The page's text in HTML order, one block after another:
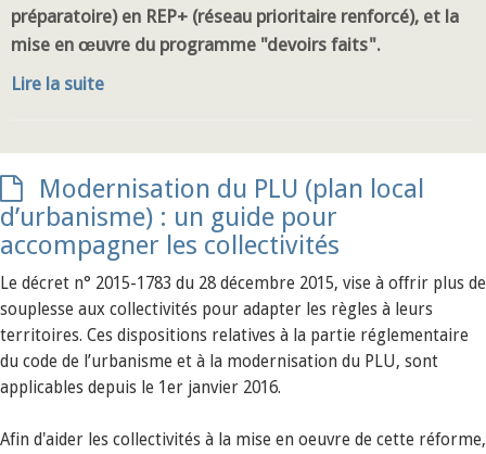
préparatoire) en REP+ (réseau prioritaire renforcé), et la
mise en œuvre du programme "devoirs faits".
Lire la suite
Modernisation du PLU (plan local
d’urbanisme) : un guide pour
accompagner les collectivités
Le décret n° 2015-1783 du 28 décembre 2015, vise à offrir plus de
souplesse aux collectivités pour adapter les règles à leurs
territoires. Ces dispositions relatives à la partie réglementaire
du code de l’urbanisme et à la modernisation du PLU, sont
applicables depuis le 1er janvier 2016.
Afin d'aider les collectivités à la mise en oeuvre de cette réforme,